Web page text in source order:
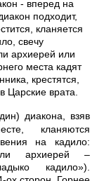
- вперед на
подходит,
кланяется
свечу
архиерей или
места кадят
крестятся,
Царские врата.
диакона, взяв
кланяются
на кадило:
архиерей –
кадило»).